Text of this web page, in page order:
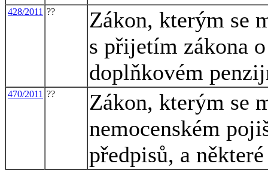
428/2011 ??
Zákon, kterým se
s přijetím zákona
doplňkovém
470/2011 ??
Zákon, kterým se
nemocenském
předpisů, a